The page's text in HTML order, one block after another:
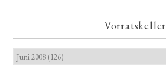
Vorratskeller